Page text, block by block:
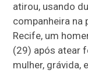
atirou, usando
companheira na
Recife, um
(29) após atear
mulher, grávida,